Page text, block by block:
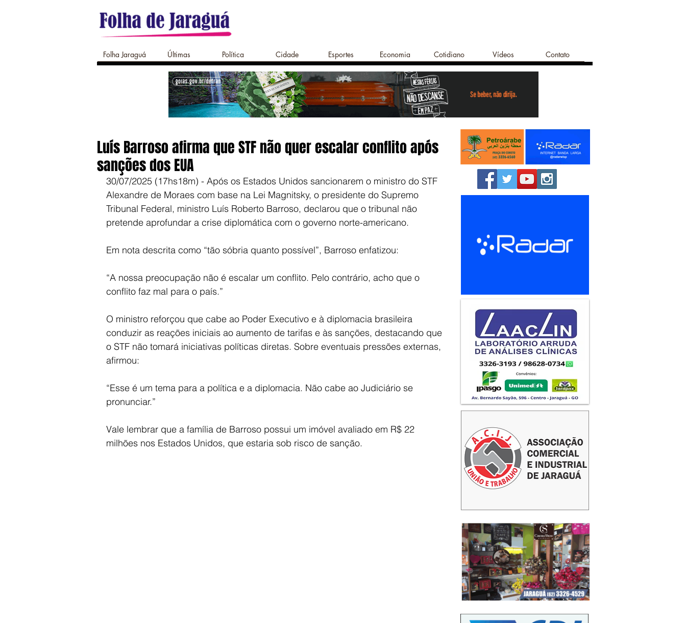
Folha Jaraguá Últimas Política Cidade Esportes Economia Cotidiano Vídeos Contato
Luís Barroso afirma que STF não quer escalar conflito após
sanções dos EUA
30/07/2025 (17hs18m) - Após os Estados Unidos sancionarem o ministro do STF
Alexandre de Moraes com base na Lei Magnitsky, o presidente do Supremo
Tribunal Federal, ministro Luís Roberto Barroso, declarou que o tribunal não
pretende aprofundar a crise diplomática com o governo norte-americano.
Em nota descrita como “tão sóbria quanto possível”, Barroso enfatizou:
“A nossa preocupação não é escalar um conflito. Pelo contrário, acho que o
conflito faz mal para o país.”
O ministro reforçou que cabe ao Poder Executivo e à diplomacia brasileira
conduzir as reações iniciais ao aumento de tarifas e às sanções, destacando que
o STF não tomará iniciativas políticas diretas. Sobre eventuais pressões externas,
afirmou:
“Esse é um tema para a política e a diplomacia. Não cabe ao Judiciário se
pronunciar.”
Vale lembrar que a família de Barroso possui um imóvel avaliado em R$ 22
milhões nos Estados Unidos, que estaria sob risco de sanção.